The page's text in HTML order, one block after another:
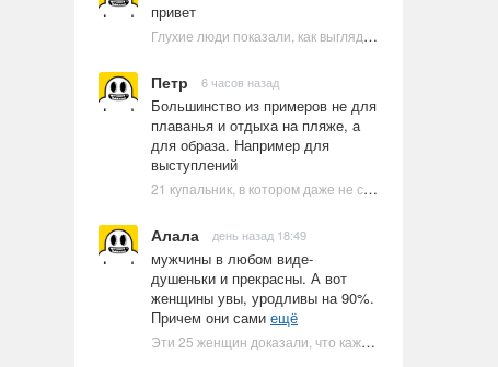
привет
Глухие люди показали, как выглядят ругательства на языке жестов
Петр 6 часов назад
Большинство из примеров не для
плаванья и отдыха на пляже, а
для образа. Например для
выступлений
21 купальник, в котором даже не стоит пытаться плавать
Алала день назад 18:49
мужчины в любом виде-
душеньки и прекрасны. А вот
женщины увы, уродливы на 90%.
Причем они сами ещё
Эти 25 женщин доказали, что каждое тело имеет право быть в бикини